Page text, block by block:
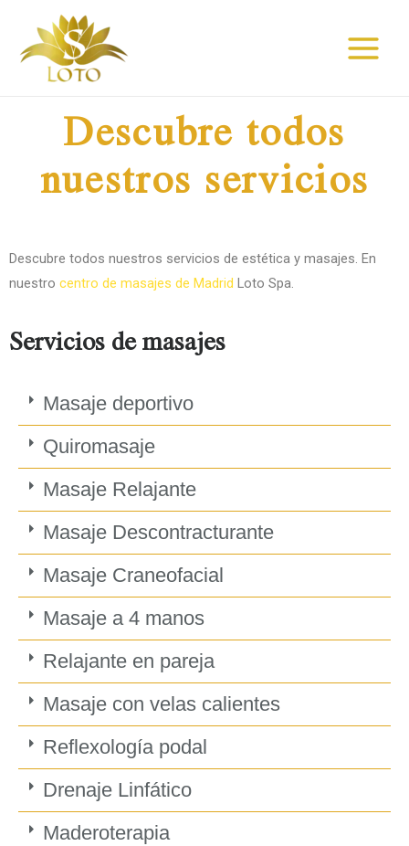
contenido
Menu
Descubre todos
nuestros servicios
Descubre todos nuestros servicios de estética y masajes. En
nuestro centro de masajes de Madrid Loto Spa.
Servicios de masajes
Masaje deportivo
Quiromasaje
Masaje Relajante
Masaje Descontracturante
Masaje Craneofacial
Masaje a 4 manos
Relajante en pareja
Masaje con velas calientes
Reflexología podal
Drenaje Linfático
Maderoterapia